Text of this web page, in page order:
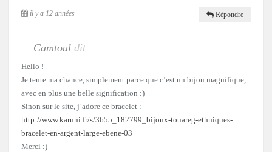
il y a 12 années Répondre
Camtoul dit
Hello !
Je tente ma chance, simplement parce que c’est un bijou magnifique,
avec en plus une belle signification :)
Sinon sur le site, j’adore ce bracelet :
http://www.karuni.fr/s/3655_182799_bijoux-touareg-ethniques-
bracelet-en-argent-large-ebene-03
Merci :)